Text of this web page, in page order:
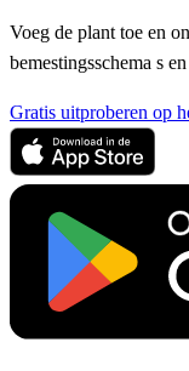
Voeg de plant toe en
bemestingsschema s
Gratis uitproberen op